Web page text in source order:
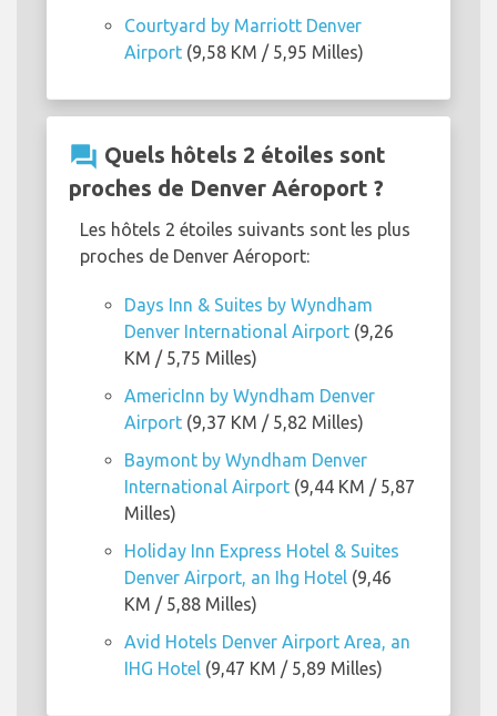
Courtyard by Marriott Denver
Airport (9,58 KM / 5,95 Milles)
question_answer Quels hôtels 2 étoiles sont
proches de Denver Aéroport ?
Les hôtels 2 étoiles suivants sont les plus
proches de Denver Aéroport:
Days Inn & Suites by Wyndham
Denver International Airport (9,26
KM / 5,75 Milles)
AmericInn by Wyndham Denver
Airport (9,37 KM / 5,82 Milles)
Baymont by Wyndham Denver
International Airport (9,44 KM / 5,87
Milles)
Holiday Inn Express Hotel & Suites
Denver Airport, an Ihg Hotel (9,46
KM / 5,88 Milles)
Avid Hotels Denver Airport Area, an
IHG Hotel (9,47 KM / 5,89 Milles)